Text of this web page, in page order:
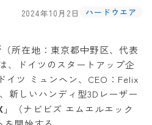
2024年10月2日 ハードウエア
（所在地：東京都中野区、代表
、ドイツのスタートアップ企
イツ ミュンヘン、CEO：Felix
新しいハンディ型3Dレーザー
」（ナビビズ エムエルエック